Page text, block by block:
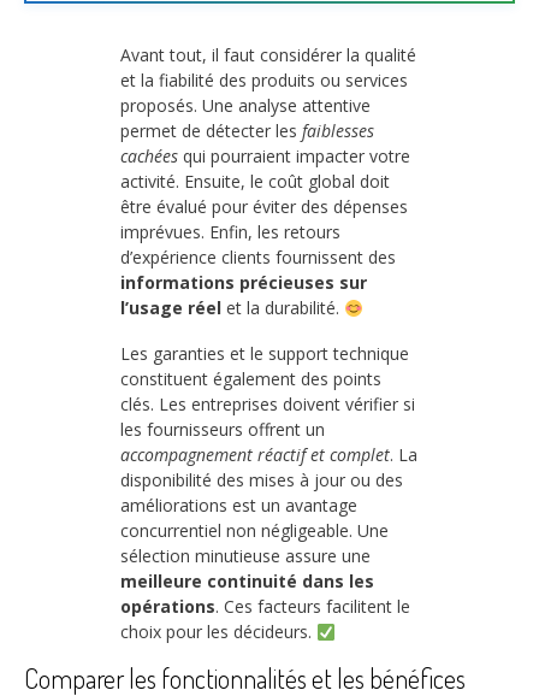
Avant tout, il faut considérer la qualité
et la fiabilité des produits ou services
proposés. Une analyse attentive
permet de détecter les faiblesses
cachées qui pourraient impacter votre
activité. Ensuite, le coût global doit
être évalué pour éviter des dépenses
imprévues. Enfin, les retours
d’expérience clients fournissent des
informations précieuses sur
l’usage réel et la durabilité.
Les garanties et le support technique
constituent également des points
clés. Les entreprises doivent vérifier si
les fournisseurs offrent un
accompagnement réactif et complet. La
disponibilité des mises à jour ou des
améliorations est un avantage
concurrentiel non négligeable. Une
sélection minutieuse assure une
meilleure continuité dans les
opérations. Ces facteurs facilitent le
choix pour les décideurs.
Comparer les fonctionnalités et les bénéfices